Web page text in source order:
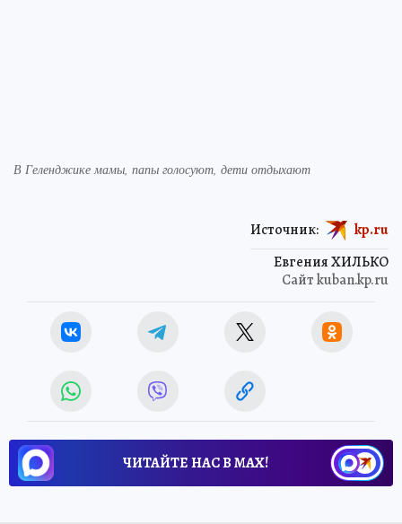
В Геленджике мамы, папы голосуют, дети отдыхают
Евгения ХИЛЬКО
Сайт kuban.kp.ru
Источник: kp.ru
ЧИТАЙТЕ НАС В МАХ!